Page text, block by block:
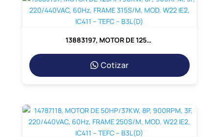
13883197, MOTOR DE 125HP/90KW, 8P, 900RPM, 3F, 220/440VAC, 60Hz, FRAME 315S/M, MOD. W22 IE2, IC411 – TEFC – B3L(D)
Cotizar